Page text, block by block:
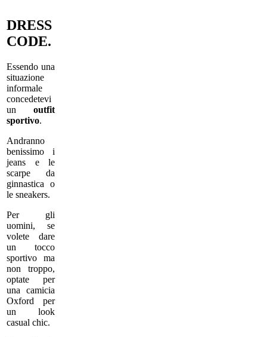
DRESS
CODE.
Essendo una
situazione
informale
concedetevi
un outfit
sportivo.
Andranno
benissimo i
jeans e le
scarpe da
ginnastica o
le sneakers.
Per gli
uomini, se
volete dare
un tocco
sportivo ma
non troppo,
optate per
una camicia
Oxford per
un look
casual chic.